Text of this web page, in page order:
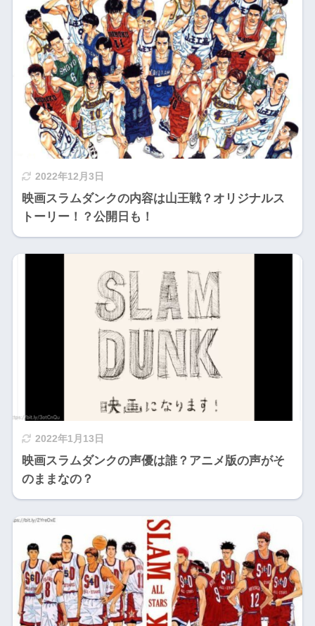
2022年12月3日
映画スラムダンクの内容は山王戦？オリジナルス
トーリー！？公開日も！
2022年1月13日
映画スラムダンクの声優は誰？アニメ版の声がそ
のままなの？